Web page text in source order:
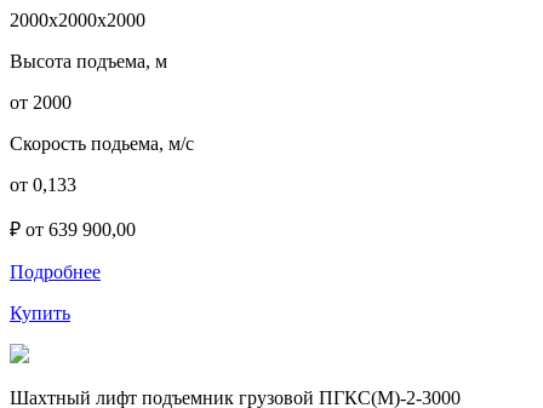
2000х2000х2000
Высота подъема, м
от 2000
Скорость подьема, м/с
от 0,133
₽ от 639 900,00
Подробнее
Купить
Шахтный лифт подъемник грузовой ПГКС(М)-2-3000